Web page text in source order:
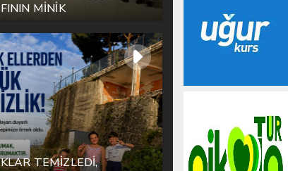
MİNİK
TEMİZLEDİ,